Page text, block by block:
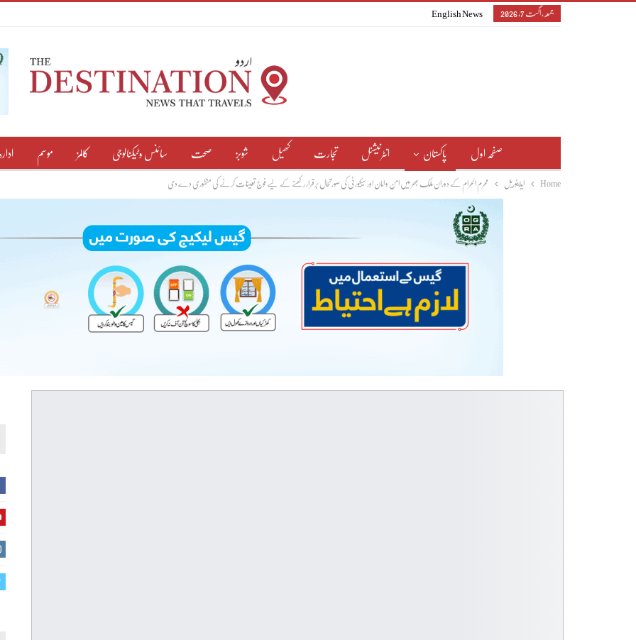
جمعہ, اگست 7, 2026 English News
صفحہ اول پاکستان انٹرنیشنل تجارت کھیل شوبز صحت سائنس وٹیکنالوجی کالمز موسم ادارہ
Home ایڈیٹوریل محرم الحرام کے دوران ملک بھر میں امن و امان اور سیکیورٹی کی صورتحال برقرار رکھنے کے لیے فوج تعینات کرنے کی منظوری دے دی